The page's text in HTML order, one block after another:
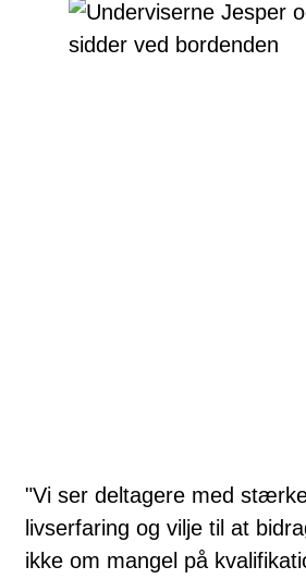
"Vi ser deltagere med
livserfaring og vilje til at
ikke om mangel på